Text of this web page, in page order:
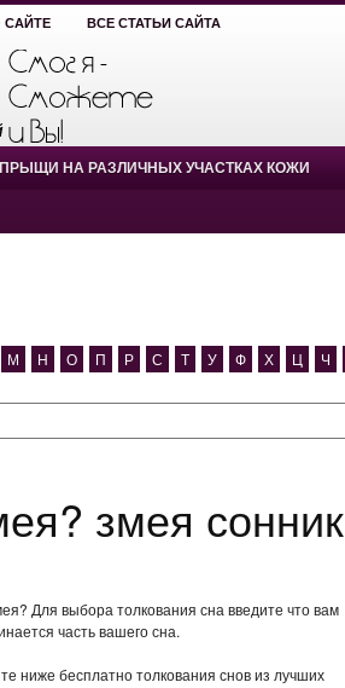
САЙТЕ ВСЕ СТАТЬИ САЙТА
ПРЫЩИ НА РАЗЛИЧНЫХ УЧАСТКАХ КОЖИ
М Н О П Р С Т У Ф Х Ц Ч
змея сонник
Для выбора толкования сна введите что вам
часть вашего сна.
ниже бесплатно толкования снов из лучших